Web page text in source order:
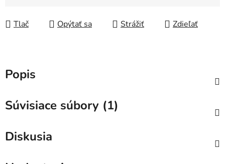
Tlač Opýtať sa Strážiť Zdieľať
Popis
Súvisiace súbory (1)
Diskusia